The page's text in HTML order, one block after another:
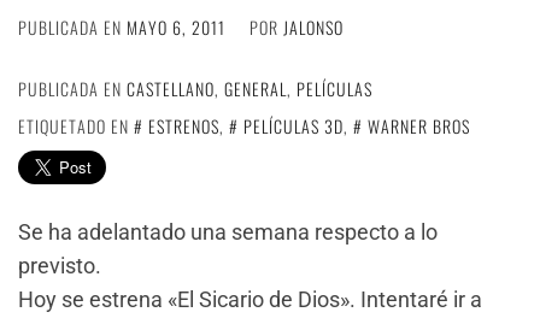
PUBLICADA EN MAYO 6, 2011 POR JALONSO
PUBLICADA EN CASTELLANO, GENERAL, PELÍCULAS
ETIQUETADO EN
ESTRENOS, PELÍCULAS 3D, WARNER BROS
Se ha adelantado una semana respecto a lo
previsto.
Hoy se estrena «El Sicario de Dios». Intentaré ir a